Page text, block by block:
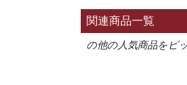
関連商品一覧
の他の人気商品をピ